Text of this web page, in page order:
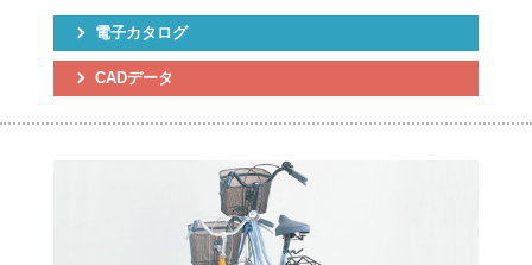
電子カタログ
CADデータ